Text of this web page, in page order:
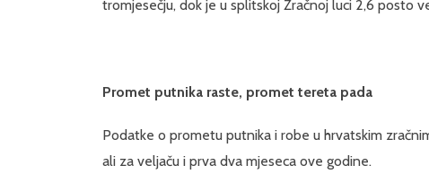
tromjesečju, dok je u splitskoj Zračnoj luci 2,6 posto
Promet putnika raste, promet tereta pada
Podatke o prometu putnika i robe u hrvatskim
ali za veljaču i prva dva mjeseca ove godine.